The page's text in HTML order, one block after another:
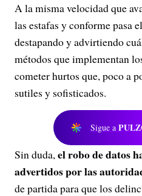
A la misma velocidad que
las estafas y conforme pasa
destapando y advirtiendo
métodos que implementan
cometer hurtos que, poco a
sutiles y sofisticados.
Sigue a
Sin duda,el robo de datos
advertidos por las
de partida para que los